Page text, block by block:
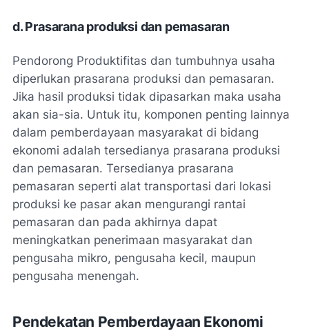
d. Prasarana produksi dan pemasaran
Pendorong Produktifitas dan tumbuhnya usaha
diperlukan prasarana produksi dan pemasaran.
Jika hasil produksi tidak dipasarkan maka usaha
akan sia-sia. Untuk itu, komponen penting lainnya
dalam pemberdayaan masyarakat di bidang
ekonomi adalah tersedianya prasarana produksi
dan pemasaran. Tersedianya prasarana
pemasaran seperti alat transportasi dari lokasi
produksi ke pasar akan mengurangi rantai
pemasaran dan pada akhirnya dapat
meningkatkan penerimaan masyarakat dan
pengusaha mikro, pengusaha kecil, maupun
pengusaha menengah.
Pendekatan Pemberdayaan Ekonomi